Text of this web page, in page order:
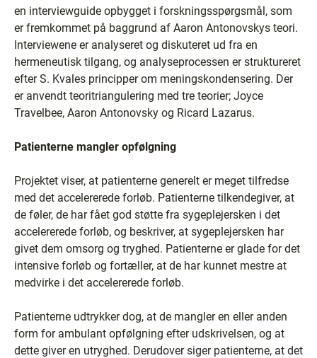
en interviewguide opbygget i forskningsspørgsmål, som
er fremkommet på baggrund af Aaron Antonovskys teori.
Interviewene er analyseret og diskuteret ud fra en
hermeneutisk tilgang, og analyseprocessen er struktureret
efter S. Kvales principper om meningskondensering. Der
er anvendt teoritriangulering med tre teorier; Joyce
Travelbee, Aaron Antonovsky og Ricard Lazarus.
Patienterne mangler opfølgning
Projektet viser, at patienterne generelt er meget tilfredse
med det accelererede forløb. Patienterne tilkendegiver, at
de føler, de har fået god støtte fra sygeplejersken i det
accelererede forløb, og beskriver, at sygeplejersken har
givet dem omsorg og tryghed. Patienterne er glade for det
intensive forløb og fortæller, at de har kunnet mestre at
medvirke i det accelererede forløb.
Patienterne udtrykker dog, at de mangler en eller anden
form for ambulant opfølgning efter udskrivelsen, og at
dette giver en utryghed. Derudover siger patienterne, at det